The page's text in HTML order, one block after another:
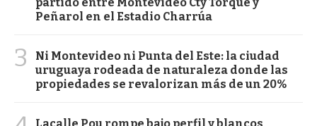
Peñarol en el Estadio Charrúa
3
Ni Montevideo ni Punta del Este: la ciudad
uruguaya rodeada de naturaleza donde las
propiedades se revalorizan más de un 20%